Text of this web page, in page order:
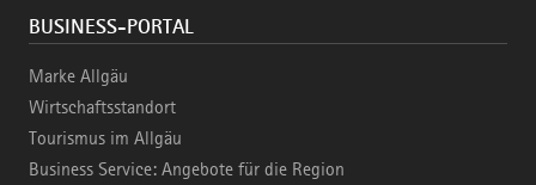
BUSINESS-PORTAL
Marke Allgäu
Wirtschaftsstandort
Tourismus im Allgäu
Business Service: Angebote für die Region